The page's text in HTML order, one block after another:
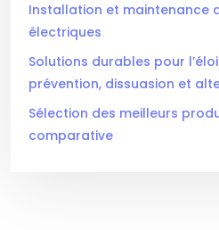
Installation et maintenance
électriques
Solutions durables pour
prévention, dissuasion et
Sélection des meilleurs
comparative